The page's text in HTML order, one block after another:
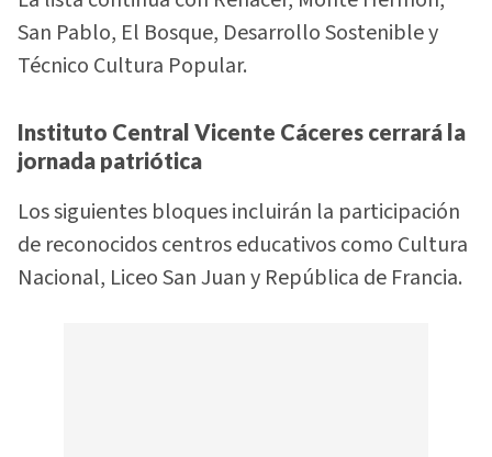
San Pablo, El Bosque, Desarrollo Sostenible y
Técnico Cultura Popular.
Instituto Central Vicente Cáceres cerrará la
jornada patriótica
Los siguientes bloques incluirán la participación
de reconocidos centros educativos como Cultura
Nacional, Liceo San Juan y República de Francia.